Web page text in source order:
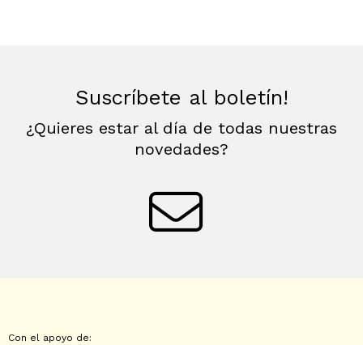
Suscríbete al boletín!
¿Quieres estar al día de todas nuestras
novedades?
Con el apoyo de: